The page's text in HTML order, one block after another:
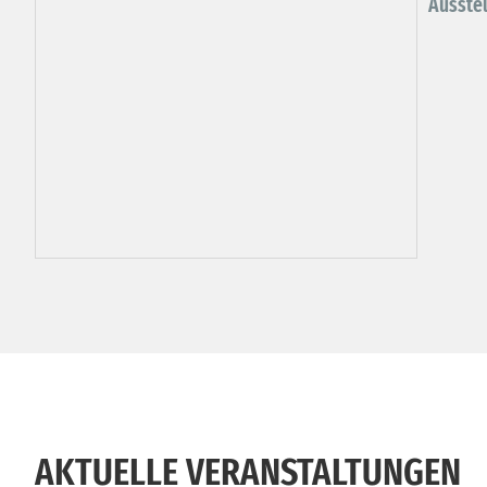
AKTUELLE VERANSTALTUNGEN